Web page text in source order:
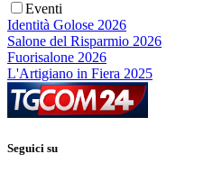
Eventi
Identità Golose 2026
Salone del Risparmio 2026
Fuorisalone 2026
L'Artigiano in Fiera 2025
Seguici su